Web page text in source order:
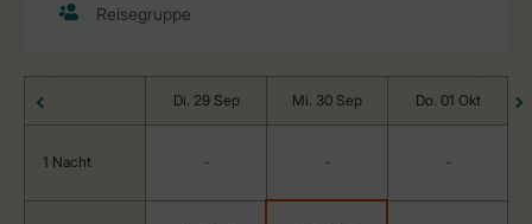
Di. 29 Sep Mi. 30 Sep Do. 01 Okt
1 Nacht - - -